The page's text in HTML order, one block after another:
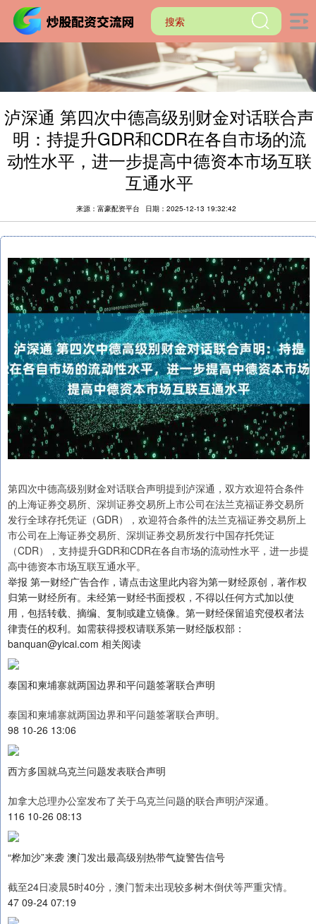
泸深通 第四次中德高级别财金对话联合声
明：持提升GDR和CDR在各自市场的流
动性水平，进一步提高中德资本市场互联
互通水平
来源：富豪配资平台 日期：2025-12-13 19:32:42
第四次中德高级别财金对话联合声明提到泸深通，双方欢迎符合条件
的上海证券交易所、深圳证券交易所上市公司在法兰克福证券交易所
发行全球存托凭证（GDR），欢迎符合条件的法兰克福证券交易所上
市公司在上海证券交易所、深圳证券交易所发行中国存托凭证
（CDR），支持提升GDR和CDR在各自市场的流动性水平，进一步提
高中德资本市场互联互通水平。
举报 第一财经广告合作，请点击这里此内容为第一财经原创，著作权
归第一财经所有。未经第一财经书面授权，不得以任何方式加以使
用，包括转载、摘编、复制或建立镜像。第一财经保留追究侵权者法
律责任的权利。如需获得授权请联系第一财经版权部：
banquan@yicai.com 相关阅读
泰国和柬埔寨就两国边界和平问题签署联合声明
泰国和柬埔寨就两国边界和平问题签署联合声明。
98 10-26 13:06
西方多国就乌克兰问题发表联合声明
加拿大总理办公室发布了关于乌克兰问题的联合声明泸深通。
116 10-26 08:13
“桦加沙”来袭 澳门发出最高级别热带气旋警告信号
截至24日凌晨5时40分，澳门暂未出现较多树木倒伏等严重灾情。
47 09-24 07:19